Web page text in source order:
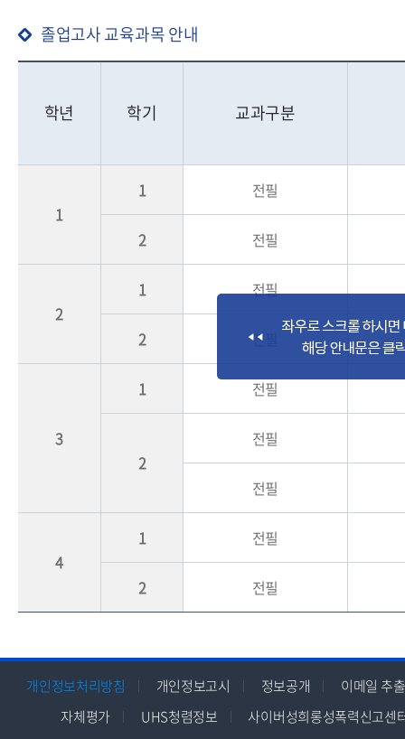
졸업고사 교육과목 안내
학년 학기 교과구분
1
1 전필
2 전필
2
1 전필
2 전필
3
1 전필
2
전필
전필
4
1 전필
2 전필
개인정보처리방침 개인정보고시 정보공개
이메일 추
자체평가
UHS청렴정보 사이버성희롱성폭력신고센